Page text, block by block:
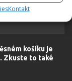
Kontakt
košíku je
Zkuste to také